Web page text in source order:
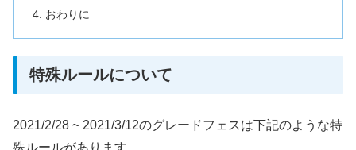
おわりに
特殊ルールについて
2021/2/28 ~ 2021/3/12のグレードフェスは下記のような特
殊ルールがあります。